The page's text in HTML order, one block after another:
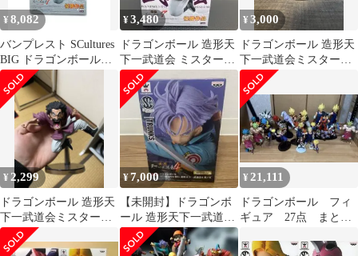
¥ 8,082
バンプレスト SCultures
BIG ドラゴンボールZ
造形天下一武道会7 其
之二 ミスター・サタン
フィギュア
¥3,480
ドラゴンボール 造形天
下一武道会 ミスターサ
タン フィギュア
¥3,000
ドラゴンボール 造形天
下一武道会ミスターサ
タン
¥ 2,299
ドラゴンボール 造形天
下一武道会ミスターサ
タン
¥7,000
【未開封】ドラゴンボ
ール 造形天下一武道会
4 TRUNKS
¥ 21,111
ドラゴンボール フィ
ギュア 27点 まとめ
イズ